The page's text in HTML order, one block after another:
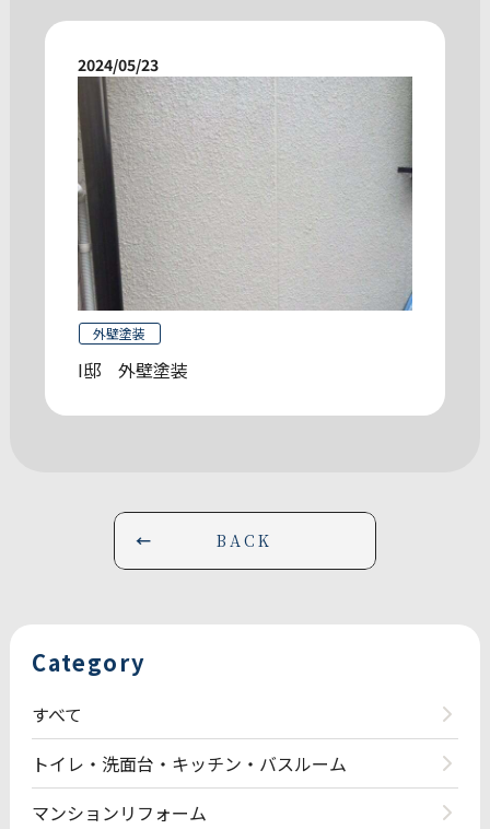
2024/05/23
外壁塗装
I邸 外壁塗装
BACK
Category
すべて
トイレ・洗面台・キッチン・バスルーム
マンションリフォーム